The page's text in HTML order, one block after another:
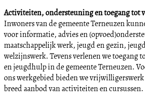
Activiteiten, ondersteuning en toegang tot
Inwoners van de gemeente Terneuzen
voor informatie, advies en
maatschappelijk werk, jeugd en gezin,
welzijnswerk. Tevens verlenen we toegang
en jeugdhulp in de gemeente Terneuzen.
ons werkgebied bieden we vrijwilligerswerk
breed aanbod van activiteiten en cursussen.